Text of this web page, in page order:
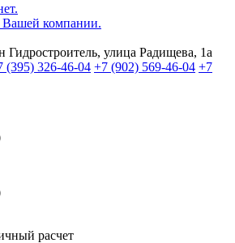
Вашей компании.
Гидростроитель, улица Радищева, 1а
(395) 326-46-04 +7 (902) 569-46-04 +7
расчет